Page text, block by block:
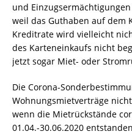
und
weil das Guthaben auf dem
Kreditrate wird vielleicht
des Karteneinkaufs nicht
jetzt sogar Miet- oder
Die Corona-
Wohnungsmietverträge
wenn die Mietrückstände
01.04.-30.06.2020